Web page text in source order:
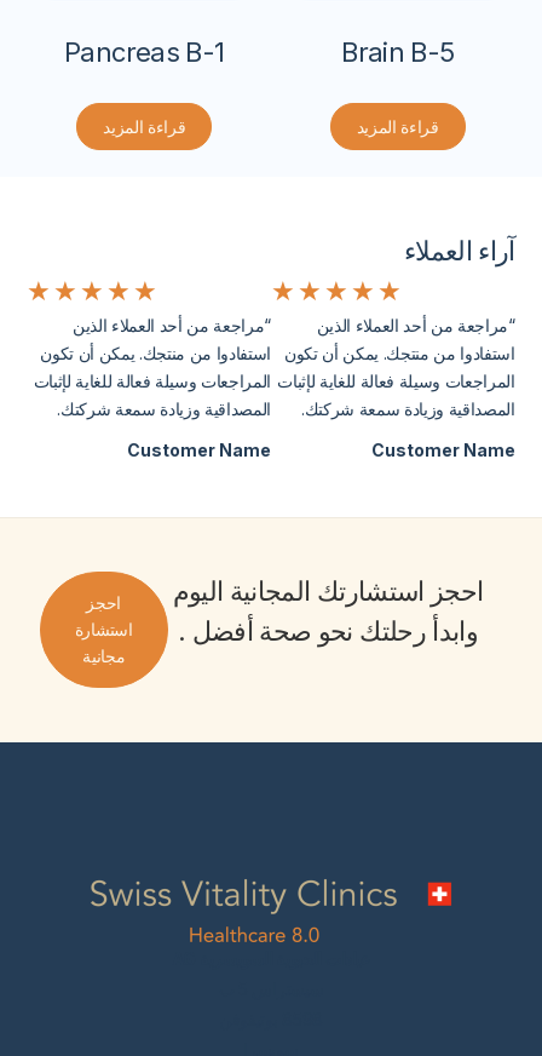
Brain B-5
قراءة المزيد
Pancreas B-1
قراءة المزيد
آراء العملاء
★
★
★
★
★
“مراجعة من أحد العملاء الذين
استفادوا من منتجك. يمكن أن تكون
المراجعات وسيلة فعالة للغاية لإثبات
المصداقية وزيادة سمعة شركتك.
Customer Name
★
★
★
★
★
“مراجعة من أحد العملاء الذين
استفادوا من منتجك. يمكن أن تكون
المراجعات وسيلة فعالة للغاية لإثبات
المصداقية وزيادة سمعة شركتك.
Customer Name
احجز استشارتك المجانية اليوم
وابدأ رحلتك نحو صحة أفضل .
احجز
استشارة
مجانية